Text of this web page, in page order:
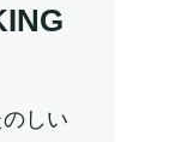
しい